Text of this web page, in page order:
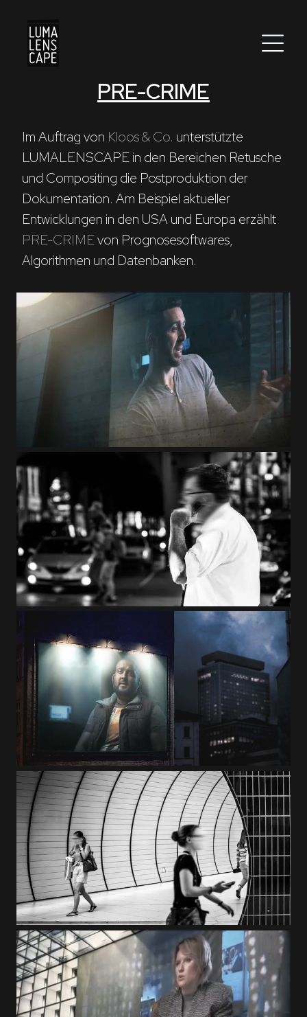
Production / Services
About
DEU ENG Suche
PRE-CRIME
Im Auftrag von Kloos & Co. unterstützte
LUMALENSCAPE in den Bereichen Retusche
und Compositing die Postproduktion der
Dokumentation. Am Beispiel aktueller
PRE-CRIME von Prognosesoftwares,
Algorithmen und Datenbanken.